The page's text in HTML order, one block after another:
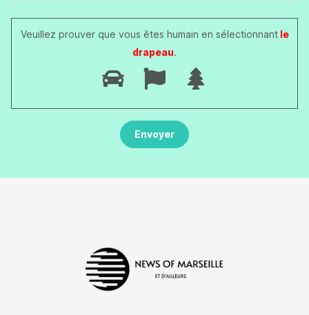
Veuillez prouver que vous êtes humain en sélectionnantle
drapeau.